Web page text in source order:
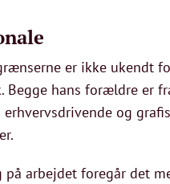
er ikke ukendt
Begge hans forældre er
og
arbejdet foregår det